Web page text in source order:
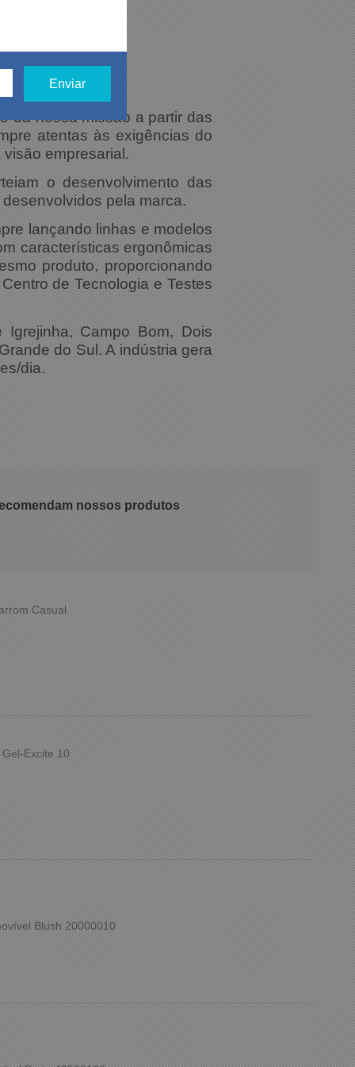
da nossa missão a partir das
atentas às exigências do
visão empresarial.
o desenvolvimento das
pela marca.
lançando linhas e modelos
características ergonômicas
produto, proporcionando
de Tecnologia e Testes
Campo Bom, Dois
do Sul. A indústria gera
dia.
nossos produtos
Casual
Excite 10
Blush 20000010